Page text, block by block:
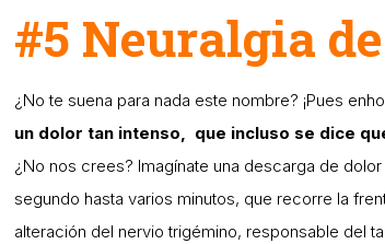
#5 Neuralgia
¿No te suena para nada este nombre? ¡Pues
un dolor tan intenso, que incluso se dice
¿No nos crees? Imagínate una descarga de
segundo hasta varios minutos, que recorre la
alteración del nervio trigémino, responsable del